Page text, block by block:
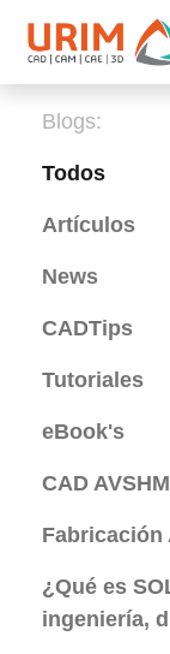
Blogs:
Todos
Artículos
News
CADTips
Tutoriales
eBook's
CAD
Fabricación
¿Qué es
ingeniería,